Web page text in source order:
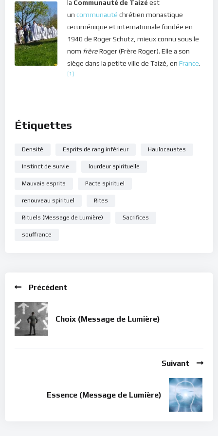
C’est apprendre à méditer nuit et jour.
Dans le silence de ton coeur, écoute ce message de lumière.
Bonne méditation.
la Communauté de Taizé est
un communauté chrétien monastique
œcuménique et internationale fondée en
1940 de Roger Schutz, mieux connu sous le
nom frèreRoger (Frère Roger). Elle a son
siège dans la petite ville de Taizé, en France.
[1]
Étiquettes
Densité Esprits de rang inférieur Haulocaustes
Instinct de survie lourdeur spirituelle
Mauvais esprits Pacte spirituel
renouveau spirituel Rites
Rituels (Message de Lumière) Sacrifices
souffrance
Précédent
Choix (Message de Lumière)
Suivant
Essence (Message de Lumière)